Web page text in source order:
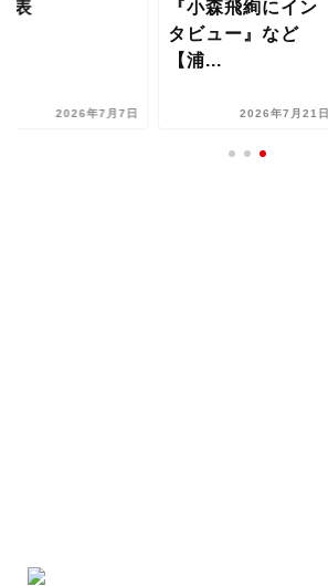
表
2026年7月7日
『小森飛絢にイン
タビュー』など
【浦...
2026年7月21日